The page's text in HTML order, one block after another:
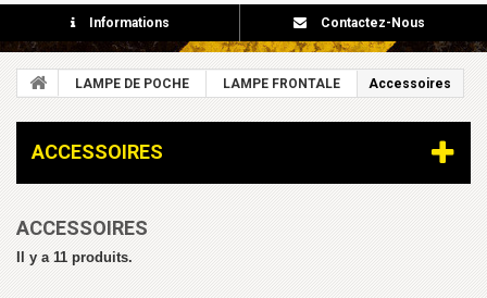
Informations Contactez-Nous
LAMPE DE POCHE LAMPE FRONTALE Accessoires
ACCESSOIRES
ACCESSOIRES
Il y a 11 produits.